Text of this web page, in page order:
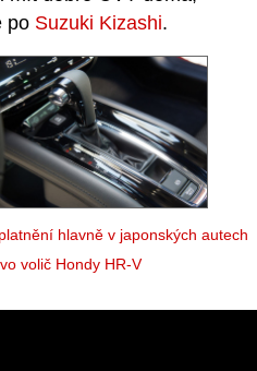
po Suzuki Kizashi.
hlavně v japonských autech
volič Hondy HR-V